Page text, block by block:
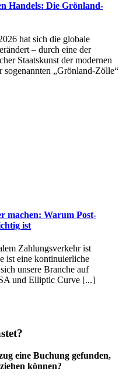
Handels: Die Grönland-
hat sich die globale
– durch eine der
Staatskunst der modernen
„Grönland-Zölle“
machen: Warum Post-
ist
Zahlungsverkehr ist
ist eine kontinuierliche
unsere Branche auf
und Elliptic Curve [...]
eine Buchung gefunden,
können?